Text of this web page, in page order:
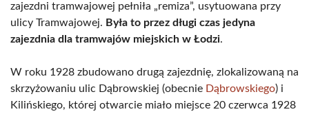
zajezdni tramwajowej pełniła „remiza”, usytuowana przy
ulicy Tramwajowej. Była to przez długi czas jedyna
zajezdnia dla tramwajów miejskich w Łodzi.
W roku 1928 zbudowano drugą zajezdnię, zlokalizowaną na
skrzyżowaniu ulic Dąbrowskiej (obecnie Dąbrowskiego) i
Kilińskiego, której otwarcie miało miejsce 20 czerwca 1928